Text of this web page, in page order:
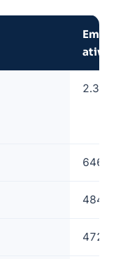
ativas
2.323
646
484
472